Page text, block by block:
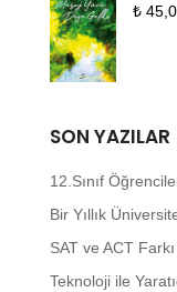
₺
SON YAZILAR
12.Sınıf
Bir Yıllık
SAT ve ACT
Teknoloji ile